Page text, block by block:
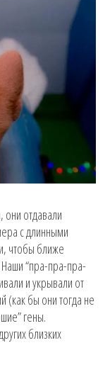
они отдавали
с длинными
чтобы ближе
“пра-пра-пра-
и укрывали от
(как бы они тогда не
гены.
близких